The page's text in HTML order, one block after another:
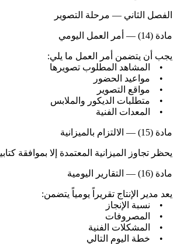
الفصل الثاني — مرحلة التصوير
مادة (14) — أمر العمل اليومي
يجب أن يتضمن أمر العمل ما يلي:
• المشاهد المطلوب تصويرها
• مواعيد الحضور
• مواقع التصوير
• متطلبات الديكور والملابس
• المعدات الفنية
مادة (15) — الالتزام بالميزانية
يحظر تجاوز الميزانية المعتمدة إلا بموافقة
مادة (16) — التقارير اليومية
يعد مدير الإنتاج تقريراً يومياً يتضمن:
• نسبة الإنجاز
• المصروفات
• المشكلات الفنية
• خطة اليوم التالي